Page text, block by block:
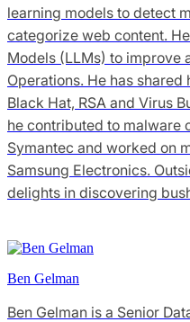
learning models to detect
categorize web content.
Models (LLMs) to improve
Operations. He has
Black Hat, RSA and Virus
he contributed to malware
Symantec and worked on
Samsung Electronics.
delights in discovering
Ben Gelman
Ben Gelman is a Senior